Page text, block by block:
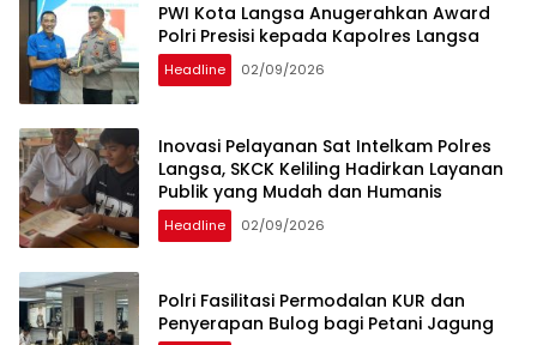
PWI Kota Langsa Anugerahkan Award
Polri Presisi kepada Kapolres Langsa
Headline 02/09/2026
Inovasi Pelayanan Sat Intelkam Polres
Langsa, SKCK Keliling Hadirkan Layanan
Publik yang Mudah dan Humanis
Headline 02/09/2026
Polri Fasilitasi Permodalan KUR dan
Penyerapan Bulog bagi Petani Jagung